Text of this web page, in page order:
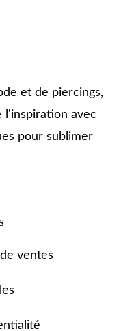
et de piercings,
l'inspiration avec
pour sublimer
ventes